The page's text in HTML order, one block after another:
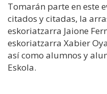
Tomarán parte en este
citados y citadas, la
eskoriatzarra Jaione
eskoriatzarra Xabier
así como alumnos y
Eskola.